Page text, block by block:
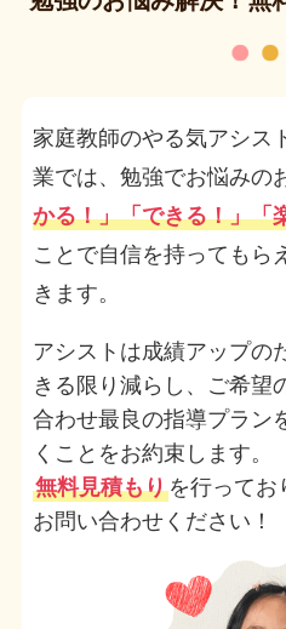
家庭教師のやる気アシス
業では、勉強でお悩みの
かる！」「できる！」「
ことで自信を持ってもら
きます。
アシストは成績アップの
きる限り減らし、ご希望
合わせ最良の指導プラン
くことをお約束します。
無料見積もりを行ってお
お問い合わせください！